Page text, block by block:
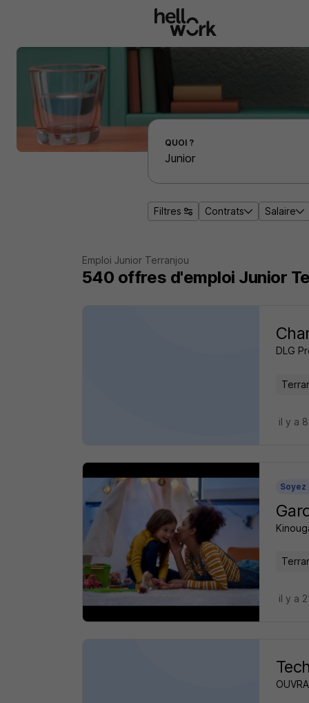
Effectuer une recherche d'emploi par localité
QUOI ?
Filtres Contrats Salaire
Emploi Junior Terranjou
540 offres d'emploi Junior
DLG
il y a
Soyez
il y a